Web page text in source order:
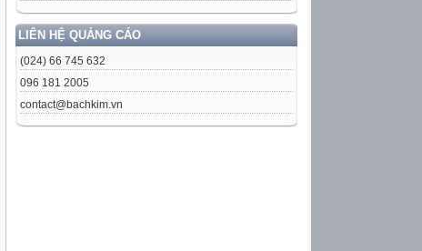
LIÊN HỆ QUẢNG CÁO
(024) 66 745 632
096 181 2005
contact@bachkim.vn